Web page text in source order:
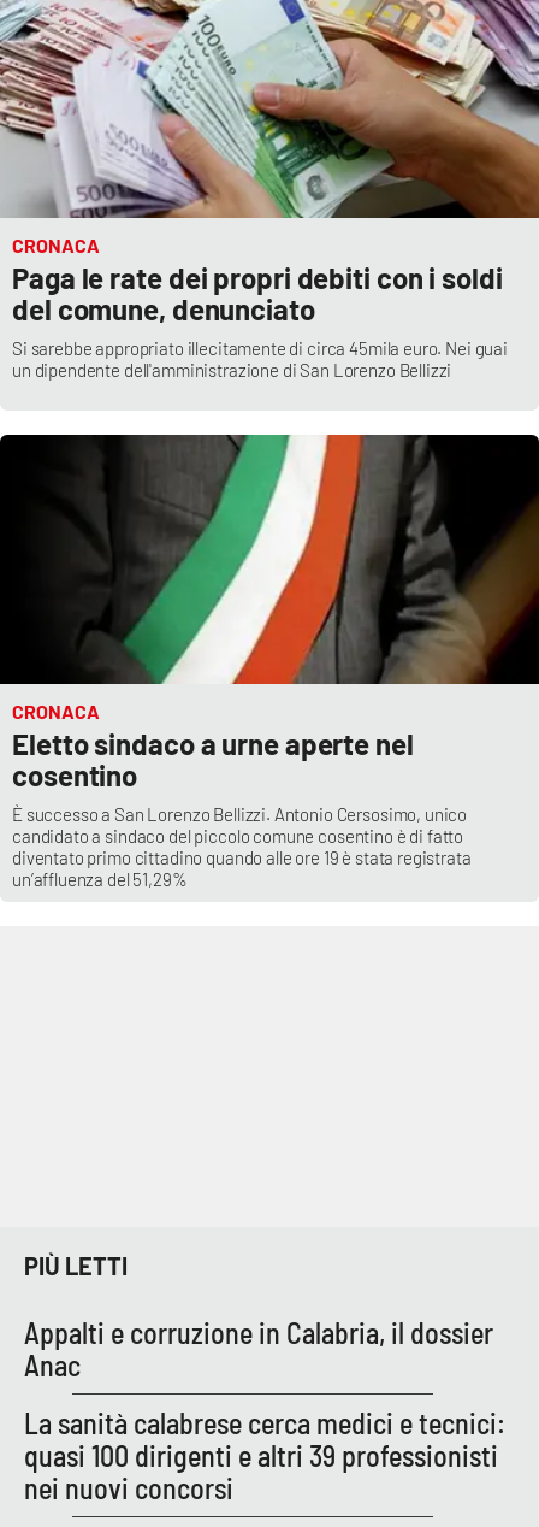
CRONACA
Paga le rate dei propri debiti con i soldi
del comune, denunciato
Si sarebbe appropriato illecitamente di circa 45mila euro. Nei guai
un dipendente dell'amministrazione di San Lorenzo Bellizzi
CRONACA
Eletto sindaco a urne aperte nel
cosentino
È successo a San Lorenzo Bellizzi. Antonio Cersosimo, unico
candidato a sindaco del piccolo comune cosentino è di fatto
diventato primo cittadino quando alle ore 19 è stata registrata
un’affluenza del 51,29%
PIÙ LETTI
Appalti e corruzione in Calabria, il dossier
Anac
La sanità calabrese cerca medici e tecnici:
quasi 100 dirigenti e altri 39 professionisti
nei nuovi concorsi